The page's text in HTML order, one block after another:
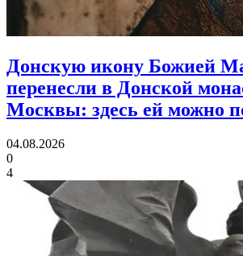
Донскую икону Божией
перенесли в Донской
Москвы: здесь ей можно
04.08.2026
0
4